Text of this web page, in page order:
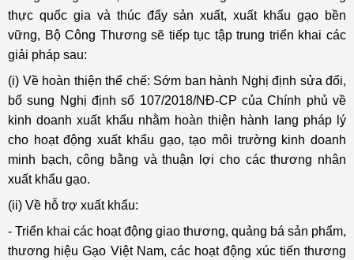
thực quốc gia và thúc đẩy sản xuất, xuất khẩu gạo bền
vững, Bộ Công Thương sẽ tiếp tục tập trung triển khai các
giải pháp sau:
(i) Về hoàn thiện thể chế: Sớm ban hành Nghị định sửa đổi,
bổ sung Nghị định số 107/2018/NĐ-CP của Chính phủ về
kinh doanh xuất khẩu nhằm hoàn thiện hành lang pháp lý
cho hoạt động xuất khẩu gạo, tạo môi trường kinh doanh
minh bạch, công bằng và thuận lợi cho các thương nhân
xuất khẩu gạo.
(ii) Về hỗ trợ xuất khẩu:
- Triển khai các hoạt động giao thương, quảng bá sản phẩm,
thương hiệu Gạo Việt Nam, các hoạt động xúc tiến thương